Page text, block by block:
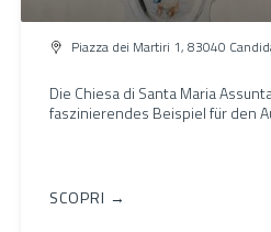
Piazza dei Martiri 1, 83040
Die Chiesa di Santa Maria
faszinierendes Beispiel für den
SCOPRI →